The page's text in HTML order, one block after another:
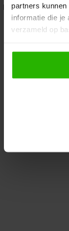
partners
informatie die je
verzameld op
Als je op
toestemming
Lees hier meer
Via "Cookie
loading